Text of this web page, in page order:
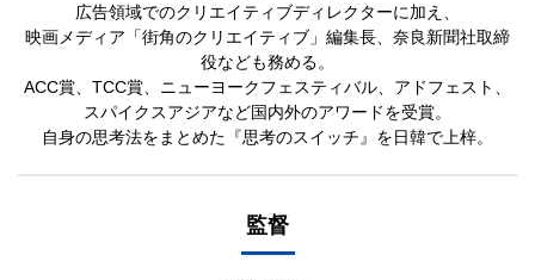
広告領域でのクリエイティブディレクターに加え、
映画メディア「街角のクリエイティブ」編集長、奈良新聞社取締
役なども務める。
ACC賞、TCC賞、ニューヨークフェスティバル、アドフェスト、
スパイクスアジアなど国内外のアワードを受賞。
自身の思考法をまとめた『思考のスイッチ』を日韓で上梓。
監督